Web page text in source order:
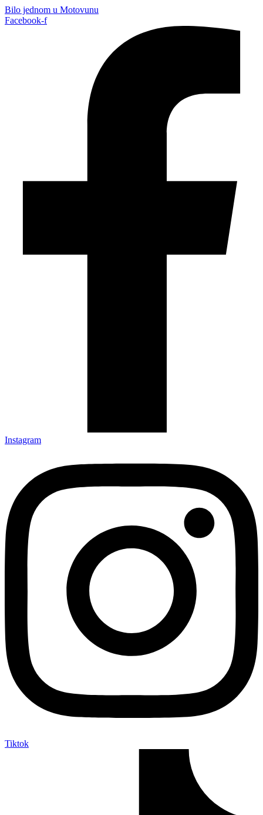
Bilo jednom u Motovunu
Facebook-f
Instagram
Tiktok